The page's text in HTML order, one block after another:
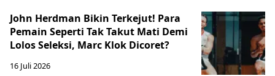
John Herdman Bikin Terkejut! Para
Pemain Seperti Tak Takut Mati Demi
Lolos Seleksi, Marc Klok Dicoret?
16 Juli 2026